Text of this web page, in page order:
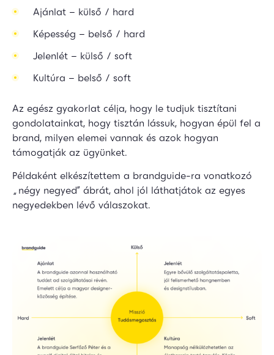
Ajánlat – külső / hard
Képesség – belső / hard
Jelenlét – külső / soft
Kultúra – belső / soft
Az egész gyakorlat célja, hogy le tudjuk tisztítani
gondolatainkat, hogy tisztán lássuk, hogyan épül fel a
brand, milyen elemei vannak és azok hogyan
támogatják az ügyünket.
Példaként elkészítettem a brandguide-ra vonatkozó
„négy negyed” ábrát, ahol jól láthatjátok az egyes
negyedekben lévő válaszokat.